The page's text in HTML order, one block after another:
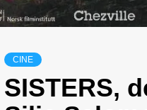
CINE
SISTERS,